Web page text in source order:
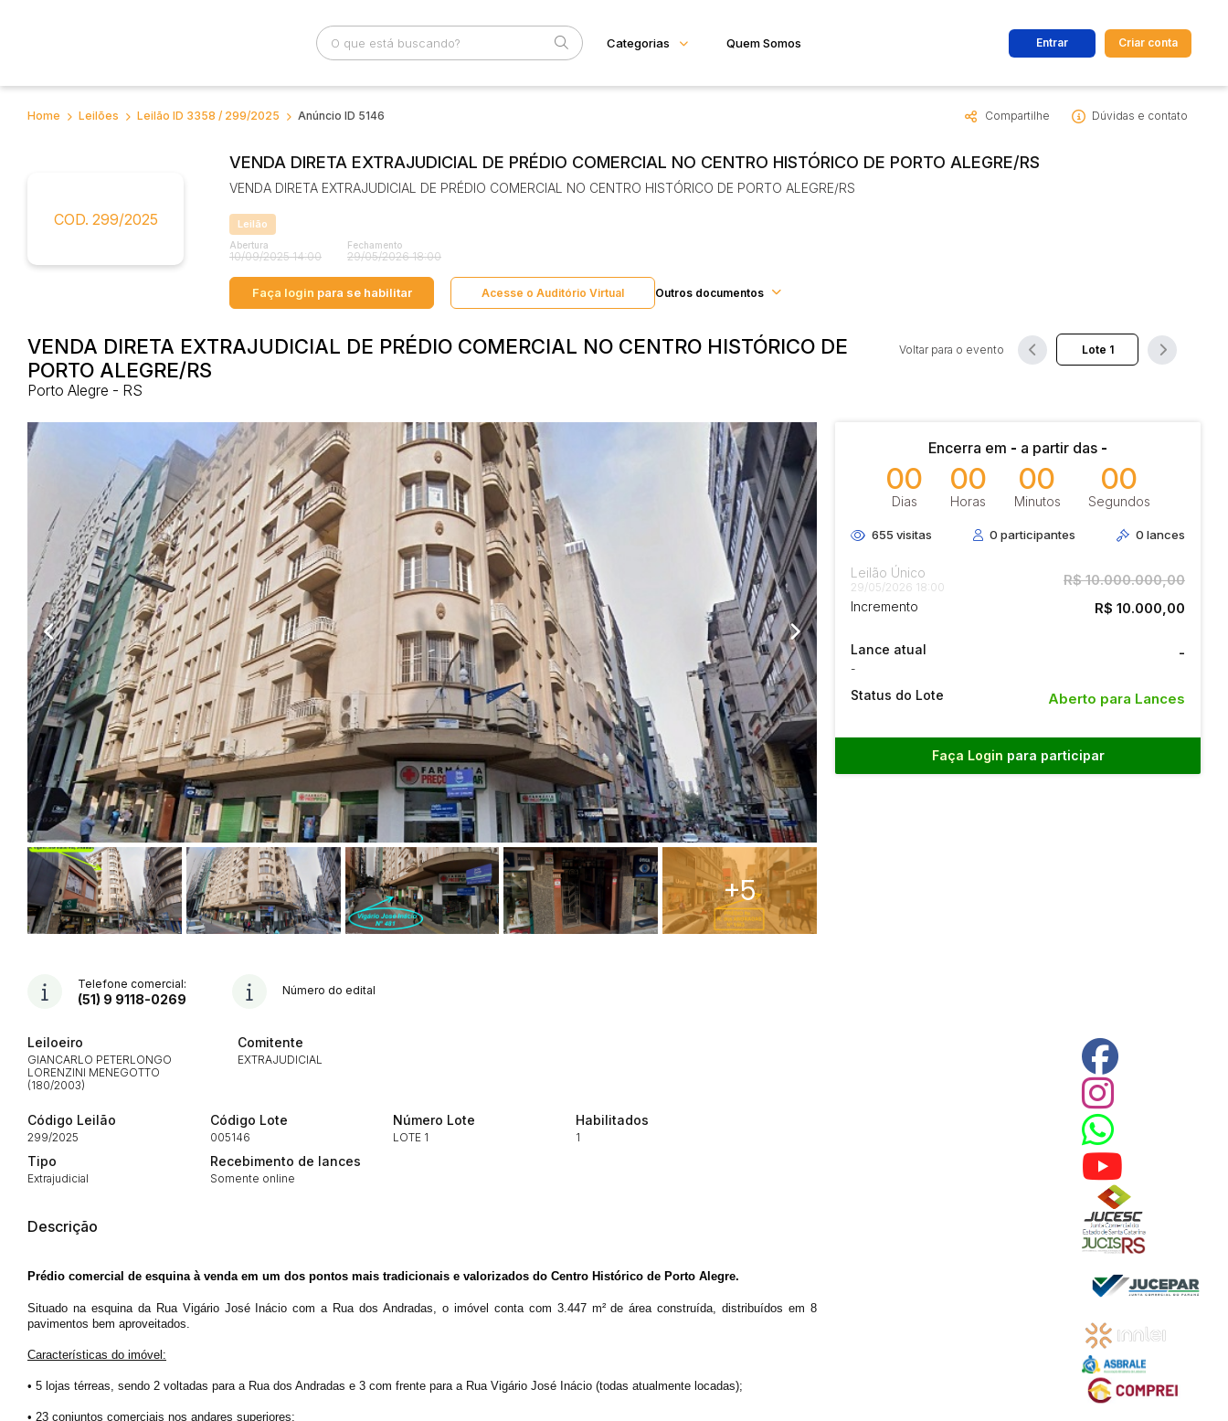
Busca por palavra-chave Categoria Cidade
Comitente Faixa de valor
Categorias
Imóveis
Casas
Máquinas
Máquinas Agrícolas
Máquinas Industriais
Materiais/Equipamentos
Caminhões
Carros
Motos
Ônibus
Outros
Reboque
Quem Somos
Fale Conosco
Entrar Criar conta
Home Leilões Leilão ID 3358 / 299/2025 Anúncio ID 5146 Compartilhe Dúvidas e contato
COD. 299/2025
VENDA DIRETA EXTRAJUDICIAL DE PRÉDIO COMERCIAL NO CENTRO HISTÓRICO DE PORTO ALEGRE/RS
VENDA DIRETA EXTRAJUDICIAL DE PRÉDIO COMERCIAL NO CENTRO HISTÓRICO DE PORTO ALEGRE/RS
Leilão
Abertura
10/09/2025 14:00
Fechamento
29/05/2026 18:00
Faça login para se habilitar Acesse o Auditório Virtual Outros documentos
VENDA DIRETA EXTRAJUDICIAL DE PRÉDIO COMERCIAL NO CENTRO HISTÓRICO DE
PORTO ALEGRE/RS
Porto Alegre - RS
Voltar para o evento
+5
Encerra em - a partir das -
00
Dias
00
Horas
00
Minutos
00
Segundos
655 visitas 0 participantes 0 lances
Leilão Único
29/05/2026 18:00 R$ 10.000.000,00
Incremento R$ 10.000,00
Lance atual
-
-
Status do Lote Aberto para Lances
Faça Login para participar
Telefone comercial:
(51) 9 9118-0269
Número do edital
Leiloeiro
GIANCARLO PETERLONGO
LORENZINI MENEGOTTO
(180/2003)
Comitente
EXTRAJUDICIAL
Código Leilão
299/2025
Código Lote
005146
Número Lote
LOTE 1
Habilitados
1
Tipo
Extrajudicial
Recebimento de lances
Somente online
Descrição
Prédio comercial de esquina à venda em um dos pontos mais tradicionais e valorizados do Centro Histórico de Porto Alegre.
Situado na esquina da Rua Vigário José Inácio com a Rua dos Andradas, o imóvel conta com 3.447 m² de área construída, distribuídos em 8
pavimentos bem aproveitados.
Características do imóvel:
• 5 lojas térreas, sendo 2 voltadas para a Rua dos Andradas e 3 com frente para a Rua Vigário José Inácio (todas atualmente locadas);
• 23 conjuntos comerciais nos andares superiores;
14/04/2025 18:43:11 TIAGOFELIPE
14/04/2025 18:43:11 TIAGOFELIPE